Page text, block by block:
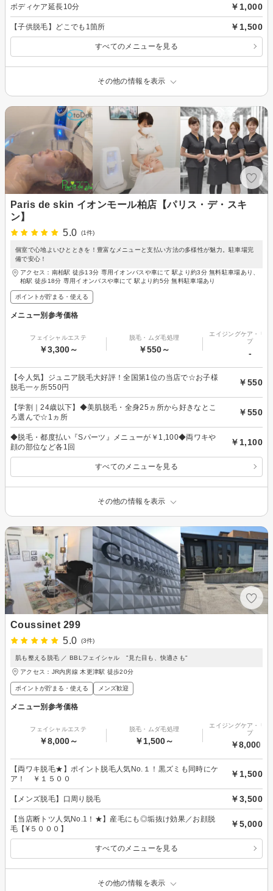
ボディケア延長10分 ￥1,000
【子供脱毛】どこでも1箇所 ￥1,500
すべてのメニューを見る
その他の情報を表示
Paris de skin イオンモール柏店【パリス・デ・スキ
ン】
5.0
(1件)
個室で心地よいひとときを！豊富なメニューと支払い方法の多様性が魅力。駐車場完
備で安心！
アクセス：南柏駅 徒歩13分 専用イオンバスや車にて 駅より約3分 無料駐車場あり、
柏駅 徒歩18分 専用イオンバスや車にて 駅より約5分 無料駐車場あり
ポイントが貯まる・使える
メニュー別参考価格
フェイシャルエステ
￥3,300～
脱毛・ムダ毛処理
￥550～
エイジングケア・リ
プ
-
【今人気】ジュニア脱毛大好評！全国第1位の当店で☆お子様
脱毛一ヶ所550円
￥550
【学割｜24歳以下】◆美肌脱毛・全身25ヵ所から好きなとこ
ろ選んで☆1ヵ所
￥550
◆脱毛・都度払い『Sパーツ』メニューが￥1,100◆両ワキや
顔の部位など各1回
￥1,100
すべてのメニューを見る
その他の情報を表示
Coussinet 299
5.0
(3件)
肌も整える脱毛 ／ BBLフェイシャル "見た目も、快適さも"
アクセス：JR内房線 木更津駅 徒歩20分
ポイントが貯まる・使える メンズ歓迎
メニュー別参考価格
フェイシャルエステ
￥8,000～
脱毛・ムダ毛処理
￥1,500～
エイジングケア・リ
プ
￥8,000～
【両ワキ脱毛★】ポイント脱毛人気No.１！黒ズミも同時にケ
ア！ ￥１５００
￥1,500
【メンズ脱毛】口周り脱毛 ￥3,500
【当店断トツ人気No.1！★】産毛にも◎垢抜け効果／お顔脱
毛【¥５０００】
￥5,000
すべてのメニューを見る
その他の情報を表示